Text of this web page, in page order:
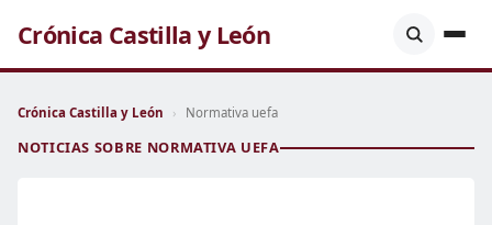
Crónica Castilla y León
Crónica Castilla y León › Normativa uefa
NOTICIAS SOBRE NORMATIVA UEFA